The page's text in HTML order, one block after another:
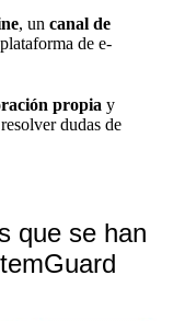
, un canal de
de e-
propia y
dudas de
que se han